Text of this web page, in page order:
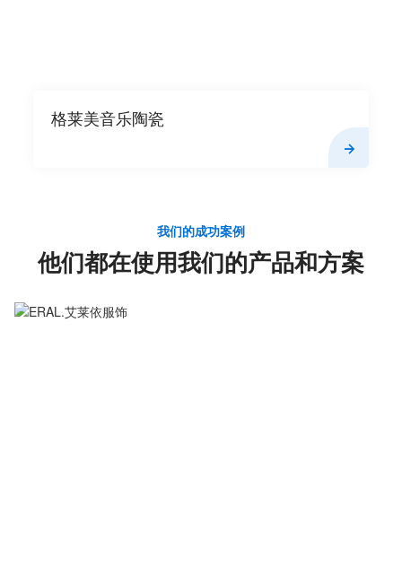
格莱美音乐陶瓷
我们的成功案例
他们都在使用我们的产品和方案